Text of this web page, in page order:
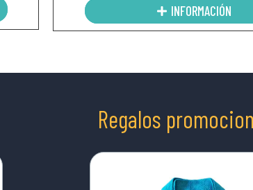
INFORMACIÓN
Regalos